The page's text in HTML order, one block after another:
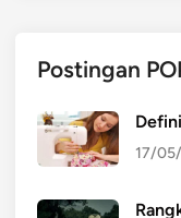
Postingan
17/